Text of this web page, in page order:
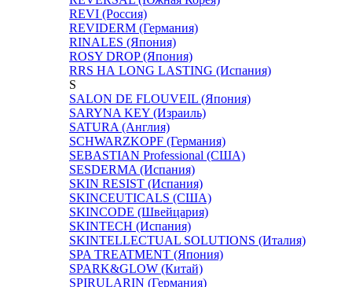
REVI (Россия)
REVIDERM (Германия)
RINALES (Япония)
ROSY DROP (Япония)
RRS НА LONG LASTING (Испания)
S
SALON DE FLOUVEIL (Япония)
SARYNA KEY (Израиль)
SATURA (Англия)
SCHWARZKOPF (Германия)
SEBASTIAN Professional (США)
SESDERMA (Испания)
SKIN RESIST (Испания)
SKINCEUTICALS (США)
SKINCODE (Швейцария)
SKINTECH (Испания)
SKINTELLECTUAL SOLUTIONS (Италия)
SPA TREATMENT (Япония)
SPARK&GLOW (Китай)
SPIRULARIN (Германия)